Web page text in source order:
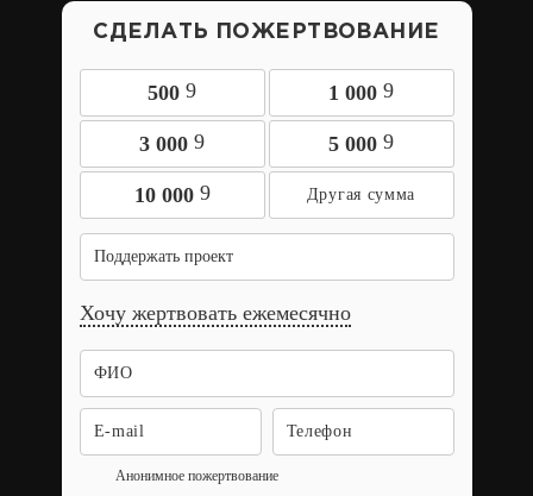
СДЕЛАТЬ ПОЖЕРТВОВАНИЕ
500 9 1 000 9
3 000 9 5 000 9
10 000 9
Поддержать проект
Хочу жертвовать ежемесячно
Анонимное пожертвование